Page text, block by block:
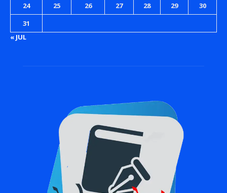
24
25 26 27 28 29
30
31
« JUL